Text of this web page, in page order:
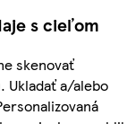
s cieľom
skenovať
Ukladať a/alebo